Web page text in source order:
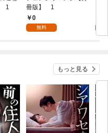
1
冊版】 1
0
無料
もっと見る